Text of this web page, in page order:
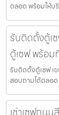
ตลอด พร้อมให้บ
รับติดตั้งตู้เ
ตู้เซฟ พร้อม
รับติดตั้งตู้เซฟ เ
สอบถามได้ตลอ